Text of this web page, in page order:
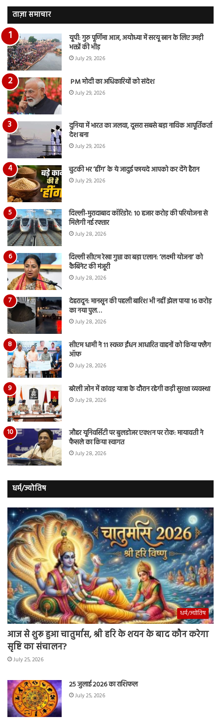
वीडियो…
ताज़ा समाचार
यूपी: गुरु पूर्णिमा आज, अयोध्या में सरयू स्नान के लिए उमड़ी
भक्तों की भीड़
July 29, 2026
PM मोदी का अधिकारियों को संदेश
July 29, 2026
दुनिया में भारत का जलवा, दूसरा सबसे बड़ा नाविक आपूर्तिकर्ता
देश बना
July 29, 2026
चुटकी भर ‘हींग’ के ये जादुई फायदे आपको कर देंगे हैरान
July 29, 2026
दिल्ली-मुरादाबाद कॉरिडोर: 10 हजार करोड़ की परियोजना से
मिलेगी नई रफ्तार
July 28, 2026
दिल्ली सीएम रेखा गुप्ता का बड़ा एलान: ‘लक्ष्मी योजना’ को
कैबिनेट की मंजूरी
July 28, 2026
देहरादून: मानसून की पहली बारिश भी नहीं झेल पाया 16 करोड़
का नया पुल…
July 28, 2026
सीएम धामी ने 11 स्वच्छ ईंधन आधारित वाहनों को किया फ्लैग
ऑफ
July 28, 2026
बरेली जोन में कांवड़ यात्रा के दौरान रहेगी कड़ी सुरक्षा व्यवस्था
July 28, 2026
जौहर यूनिवर्सिटी पर बुलडोजर एक्शन पर रोक: मायावती ने
फैसले का किया स्वागत
July 28, 2026
धर्म/ज्योतिष
धर्म/ज्योतिष
आज से शुरू हुआ चातुर्मास, श्री हरि के शयन के बाद कौन करेगा
सृष्टि का संचालन?
July 25, 2026
25 जुलाई 2026 का राशिफल
July 25, 2026